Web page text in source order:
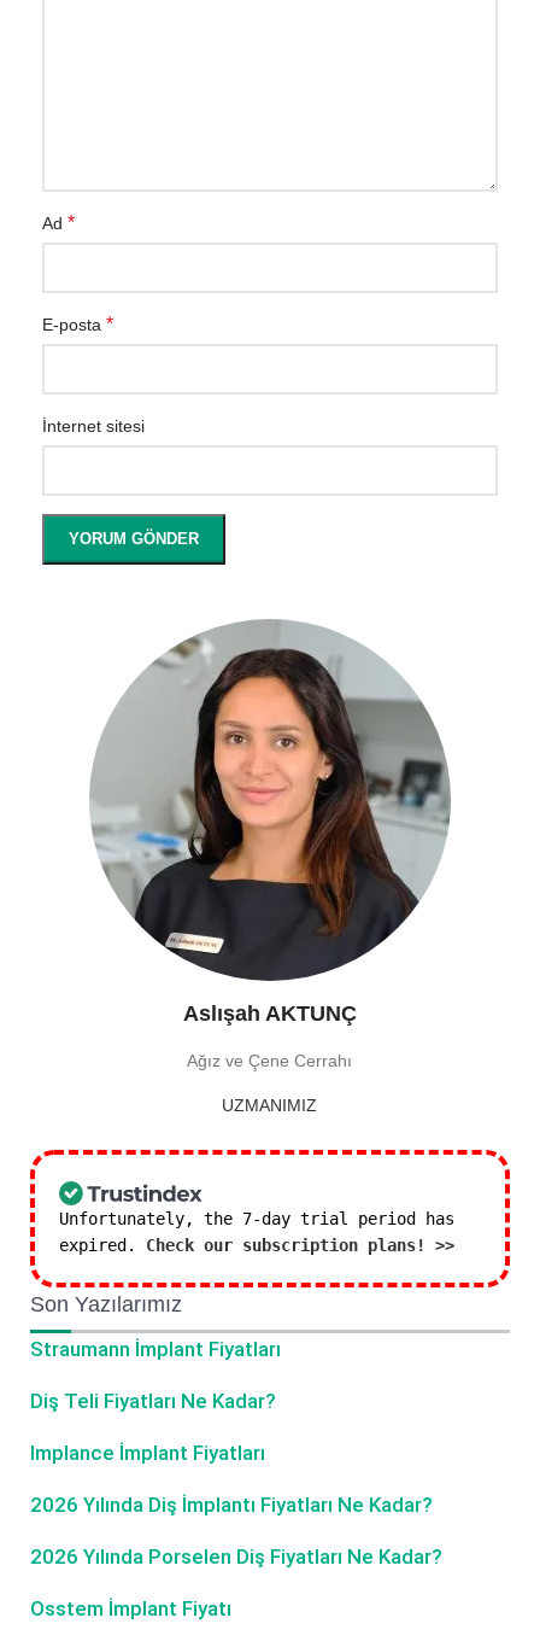
Aslışah AKTUNÇ
Ağız ve Çene Cerrahı
UZMANIMIZ
Unfortunately, the 7-day trial period has
expired. Check our subscription plans! >>
Son Yazılarımız
Straumann İmplant Fiyatları
Diş Teli Fiyatları Ne Kadar?
Implance İmplant Fiyatları
2026 Yılında Diş İmplantı Fiyatları Ne Kadar?
2026 Yılında Porselen Diş Fiyatları Ne Kadar?
Osstem İmplant Fiyatı
Ad *
E-posta *
İnternet sitesi